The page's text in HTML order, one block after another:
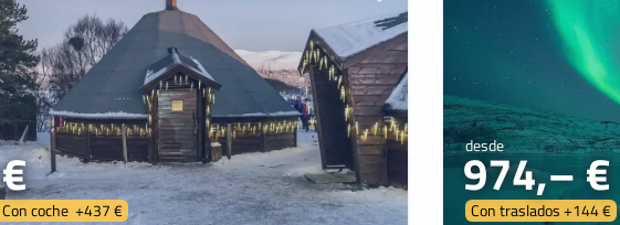
coche +437 €
desde
974,– €
Con traslados +144 €